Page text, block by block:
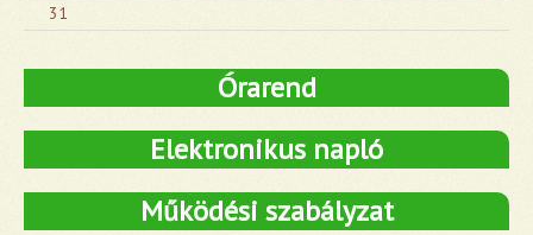
31
Órarend
Elektronikus napló
Működési szabályzat